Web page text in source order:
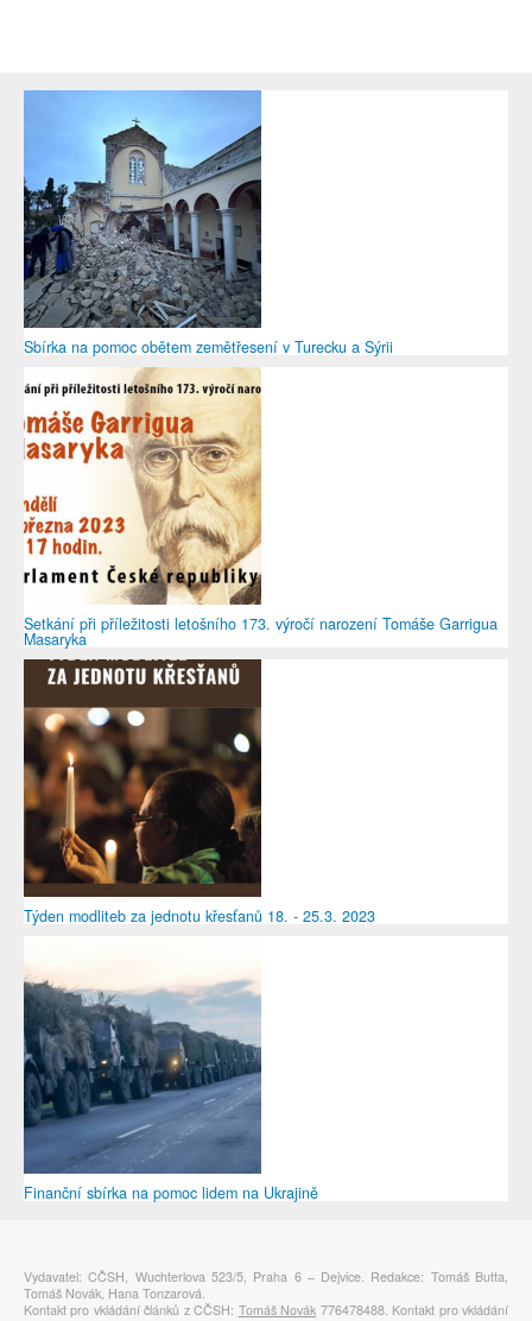
Sbírka na pomoc obětem zemětřesení v Turecku a Sýrii
Setkání při příležitosti letošního 173. výročí narození Tomáše Garrigua
Masaryka
Týden modliteb za jednotu křesťanů 18. - 25.3. 2023
Finanční sbírka na pomoc lidem na Ukrajině
Vydavatel: CČSH, Wuchterlova 523/5, Praha 6 – Dejvice. Redakce: Tomáš Butta,
Tomáš Novák, Hana Tonzarová.
Kontakt pro vkládání článků z CČSH: Tomáš Novák 776478488. Kontakt pro vkládání